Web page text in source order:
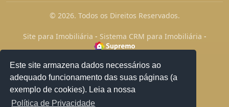
Este site armazena dados necessários ao
adequado funcionamento das suas páginas (a
exemplo de cookies). Leia a nossa
Política de Privacidade
© 2026. Todos os Direitos Reservados.
Site para Imobiliária - Sistema CRM para Imobiliária -